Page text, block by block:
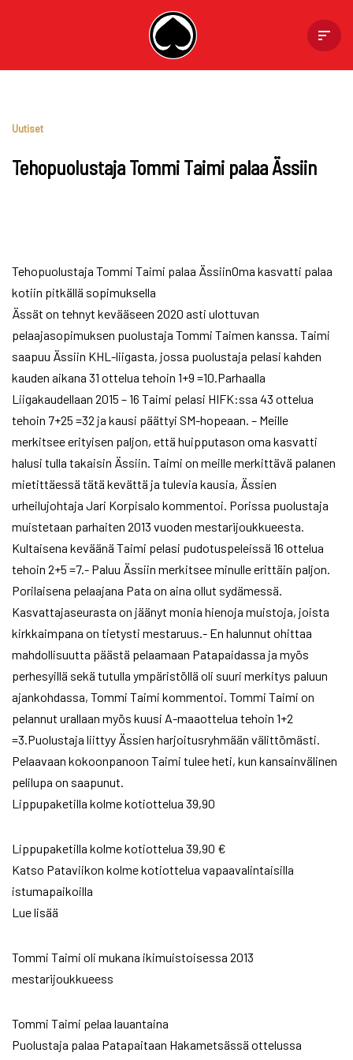
Tehopuolustaja Tommi Taimi palaa Ässiin
Uutiset
Tehopuolustaja Tommi Taimi palaa ÄssiinOma kasvatti palaa
kotiin pitkällä sopimuksella
Ässät on tehnyt kevääseen 2020 asti ulottuvan
pelaajasopimuksen puolustaja Tommi Taimen kanssa. Taimi
saapuu Ässiin KHL-liigasta, jossa puolustaja pelasi kahden
kauden aikana 31 ottelua tehoin 1+9 =10.Parhaalla
Liigakaudellaan 2015 – 16 Taimi pelasi HIFK:ssa 43 ottelua
tehoin 7+25 =32 ja kausi päättyi SM-hopeaan. – Meille
merkitsee erityisen paljon, että huipputason oma kasvatti
halusi tulla takaisin Ässiin. Taimi on meille merkittävä palanen
mietittäessä tätä kevättä ja tulevia kausia, Ässien
urheilujohtaja Jari Korpisalo kommentoi. Porissa puolustaja
muistetaan parhaiten 2013 vuoden mestarijoukkueesta.
Kultaisena keväänä Taimi pelasi pudotuspeleissä 16 ottelua
tehoin 2+5 =7.- Paluu Ässiin merkitsee minulle erittäin paljon.
Porilaisena pelaajana Pata on aina ollut sydämessä.
Kasvattajaseurasta on jäänyt monia hienoja muistoja, joista
kirkkaimpana on tietysti mestaruus.- En halunnut ohittaa
mahdollisuutta päästä pelaamaan Patapaidassa ja myös
perhesyillä sekä tutulla ympäristöllä oli suuri merkitys paluun
ajankohdassa, Tommi Taimi kommentoi. Tommi Taimi on
pelannut urallaan myös kuusi A-maaottelua tehoin 1+2
=3.Puolustaja liittyy Ässien harjoitusryhmään välittömästi.
Pelaavaan kokoonpanoon Taimi tulee heti, kun kansainvälinen
pelilupa on saapunut.
Lippupaketilla kolme kotiottelua 39,90
Lippupaketilla kolme kotiottelua 39,90 €
Katso Pataviikon kolme kotiottelua vapaavalintaisilla
istumapaikoilla
Lue lisää
Tommi Taimi oli mukana ikimuistoisessa 2013
mestarijoukkueess
Tommi Taimi pelaa lauantaina
Puolustaja palaa Patapaitaan Hakametsässä ottelussa